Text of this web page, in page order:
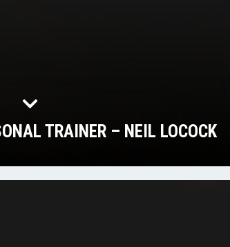
TRAINER – NEIL LOCOCK